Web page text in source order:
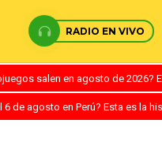
RADIO EN VIVO
salen en agosto de
6 de agosto en Perú? Esta es la